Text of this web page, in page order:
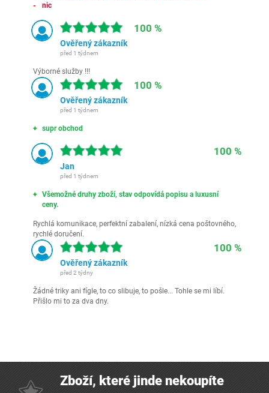
nic
100 %
Ověřený zákazník
před 1 týdnem
Výborné služby !!!
100 %
Ověřený zákazník
před 1 týdnem
supr obchod
100 %
Jan
před 1 týdnem
Všemožné druhy zboží, stav odpovídá popisu a luxusní
ceny.
Rychlá komunikace, perfektní zabalení, nízká cena poštovného,
rychlé doručení.
100 %
Ověřený zákazník
před 2 týdny
Žádné triky ani fígle, to co slibuje, to pošle... Tohle se mi líbí.
Přišlo mi to za dva dny.
Zboží, které jinde nekoupíte